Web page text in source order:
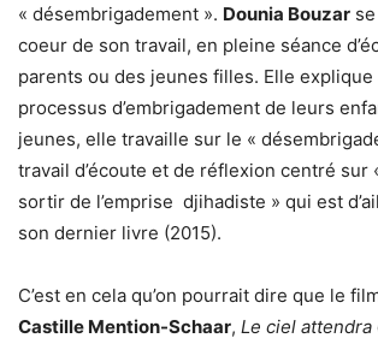
« désembrigadement ». Dounia Bouzar
coeur de son travail, en pleine séance
parents ou des jeunes filles. Elle explique
processus d’embrigadement de leurs
jeunes, elle travaille sur le «
travail d’écoute et de réflexion centré sur
sortir de l’emprise djihadiste » qui est
son dernier livre (2015).
C’est en cela qu’on pourrait dire que le
Castille Mention-Schaar, Le ciel attendra